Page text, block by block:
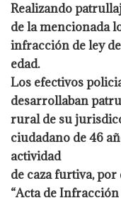
Realizando
de la mencionada
infracción de ley
edad.
Los efectivos
desarrollaban
rural de su
ciudadano de 46
actividad
de caza furtiva,
“Acta de Infracción